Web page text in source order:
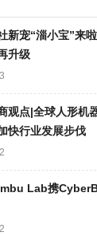
新宠“淄小宝”来
升级
3
观点|全球人形机
快行业发展步伐
2
Lab携
2